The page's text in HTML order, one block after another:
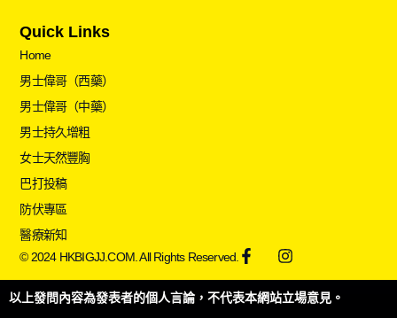
Quick Links
Home
男士偉哥（西藥）
男士偉哥（中藥）
男士持久增粗
女士天然豐胸
巴打投稿
防伏專區
醫療新知
© 2024 HKBIGJJ.COM. All Rights Reserved.
以上發問內容為發表者的個人言論，不代表本網站立場意見。